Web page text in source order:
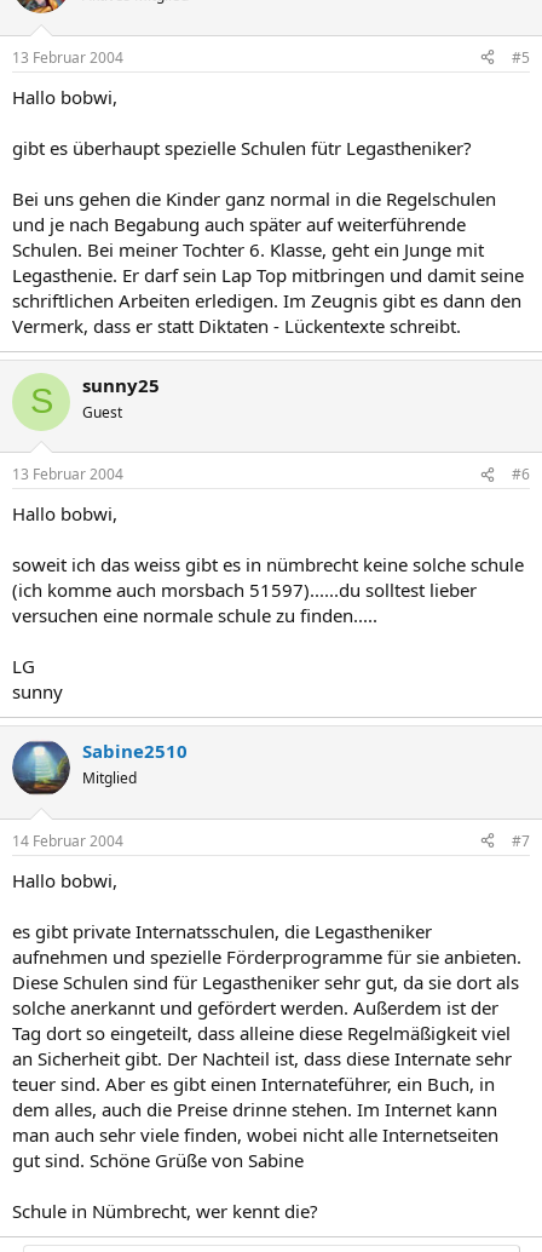
13 Februar 2004 #5
Hallo bobwi,
gibt es überhaupt spezielle Schulen fütr Legastheniker?
Bei uns gehen die Kinder ganz normal in die Regelschulen
und je nach Begabung auch später auf weiterführende
Schulen. Bei meiner Tochter 6. Klasse, geht ein Junge mit
Legasthenie. Er darf sein Lap Top mitbringen und damit seine
schriftlichen Arbeiten erledigen. Im Zeugnis gibt es dann den
Vermerk, dass er statt Diktaten - Lückentexte schreibt.
S sunny25
Guest
13 Februar 2004 #6
Hallo bobwi,
soweit ich das weiss gibt es in nümbrecht keine solche schule
(ich komme auch morsbach 51597)......du solltest lieber
versuchen eine normale schule zu finden.....
LG
sunny
Sabine2510
Mitglied
14 Februar 2004 #7
Hallo bobwi,
es gibt private Internatsschulen, die Legastheniker
aufnehmen und spezielle Förderprogramme für sie anbieten.
Diese Schulen sind für Legastheniker sehr gut, da sie dort als
solche anerkannt und gefördert werden. Außerdem ist der
Tag dort so eingeteilt, dass alleine diese Regelmäßigkeit viel
an Sicherheit gibt. Der Nachteil ist, dass diese Internate sehr
teuer sind. Aber es gibt einen Internateführer, ein Buch, in
dem alles, auch die Preise drinne stehen. Im Internet kann
man auch sehr viele finden, wobei nicht alle Internetseiten
gut sind. Schöne Grüße von Sabine
Schule in Nümbrecht, wer kennt die?